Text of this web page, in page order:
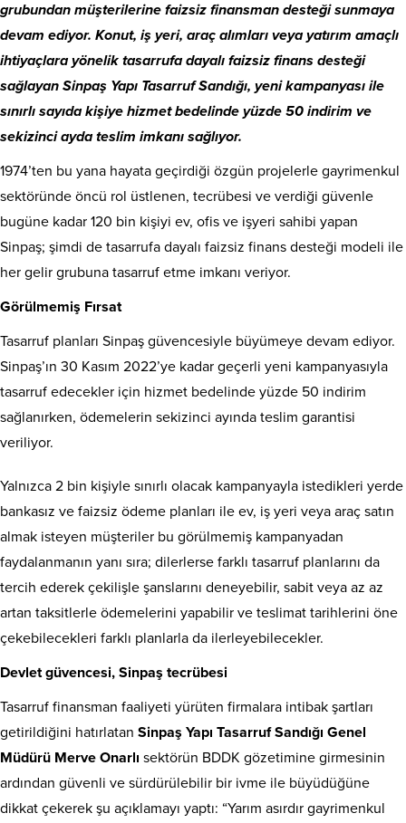
grubundan müşterilerine faizsiz finansman desteği sunmaya
devam ediyor. Konut, iş yeri, araç alımları veya yatırım amaçlı
ihtiyaçlara yönelik tasarrufa dayalı faizsiz finans desteği
sağlayan Sinpaş Yapı Tasarruf Sandığı, yeni kampanyası ile
sınırlı sayıda kişiye hizmet bedelinde yüzde 50 indirim ve
sekizinci ayda teslim imkanı sağlıyor.
1974’ten bu yana hayata geçirdiği özgün projelerle gayrimenkul
sektöründe öncü rol üstlenen, tecrübesi ve verdiği güvenle
bugüne kadar 120 bin kişiyi ev, ofis ve işyeri sahibi yapan
Sinpaş; şimdi de tasarrufa dayalı faizsiz finans desteği modeli ile
her gelir grubuna tasarruf etme imkanı veriyor.
Görülmemiş Fırsat
Tasarruf planları Sinpaş güvencesiyle büyümeye devam ediyor.
Sinpaş’ın 30 Kasım 2022’ye kadar geçerli yeni kampanyasıyla
tasarruf edecekler için hizmet bedelinde yüzde 50 indirim
sağlanırken, ödemelerin sekizinci ayında teslim garantisi
veriliyor.
Yalnızca 2 bin kişiyle sınırlı olacak kampanyayla istedikleri yerde
bankasız ve faizsiz ödeme planları ile ev, iş yeri veya araç satın
almak isteyen müşteriler bu görülmemiş kampanyadan
faydalanmanın yanı sıra; dilerlerse farklı tasarruf planlarını da
tercih ederek çekilişle şanslarını deneyebilir, sabit veya az az
artan taksitlerle ödemelerini yapabilir ve teslimat tarihlerini öne
çekebilecekleri farklı planlarla da ilerleyebilecekler.
Devlet güvencesi, Sinpaş tecrübesi
Tasarruf finansman faaliyeti yürüten firmalara intibak şartları
getirildiğini hatırlatan Sinpaş Yapı Tasarruf Sandığı Genel
Müdürü Merve Onarlı sektörün BDDK gözetimine girmesinin
ardından güvenli ve sürdürülebilir bir ivme ile büyüdüğüne
dikkat çekerek şu açıklamayı yaptı: “Yarım asırdır gayrimenkul